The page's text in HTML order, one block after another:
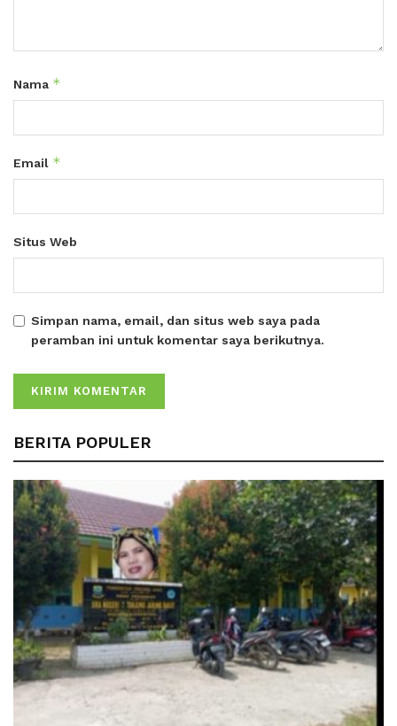
Nama *
Email *
Situs Web
Simpan nama, email, dan situs web saya pada
peramban ini untuk komentar saya berikutnya.
BERITA POPULER